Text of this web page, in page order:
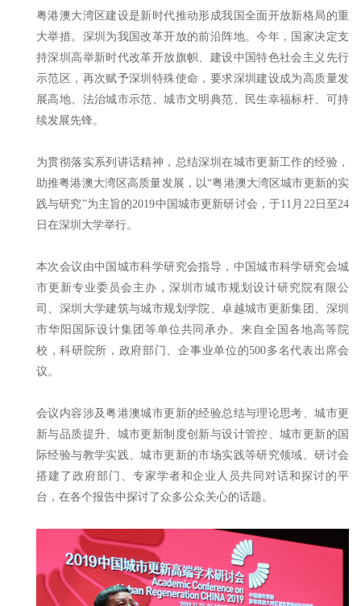
粤港澳大湾区建设是新时代推动形成我国全面开放新格局的重
大举措。深圳为我国改革开放的前沿阵地。今年，国家决定支
持深圳高举新时代改革开放旗帜、建设中国特色社会主义先行
示范区，再次赋予深圳特殊使命，要求深圳建设成为高质量发
展高地、法治城市示范、城市文明典范、民生幸福标杆、可持
续发展先锋。
为贯彻落实系列讲话精神，总结深圳在城市更新工作的经验，
助推粤港澳大湾区高质量发展，以“粤港澳大湾区城市更新的实
践与研究”为主旨的2019中国城市更新研讨会，于11月22日至24
日在深圳大学举行。
本次会议由中国城市科学研究会指导，中国城市科学研究会城
市更新专业委员会主办，深圳市城市规划设计研究院有限公
司、深圳大学建筑与城市规划学院、卓越城市更新集团、深圳
市华阳国际设计集团等单位共同承办。来自全国各地高等院
校，科研院所，政府部门、企事业单位的500多名代表出席会
议。
会议内容涉及粤港澳城市更新的经验总结与理论思考、城市更
新与品质提升、城市更新制度创新与设计管控、城市更新的国
际经验与教学实践、城市更新的市场实践等研究领域。研讨会
搭建了政府部门、专家学者和企业人员共同对话和探讨的平
台，在各个报告中探讨了众多公众关心的话题。